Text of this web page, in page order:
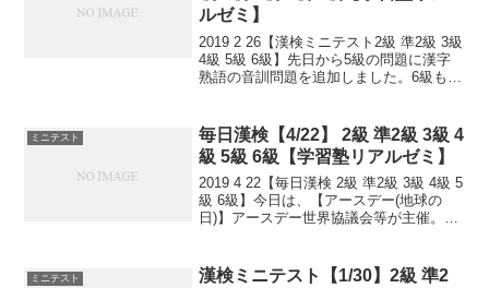
ルゼミ】
2019 2 26【漢検ミニテスト2級 準2級 3級
4級 5級 6級】先日から5級の問題に漢字
熟語の音訓問題を追加しました。6級も追
も一歩から。 日々是精進、継続...
ミニテスト
毎日漢検【4/22】 2級 準2級 3級 4
級 5級 6級【学習塾リアルゼミ】
2019 4 22【毎日漢検 2級 準2級 3級 4級 5
級 6級】今日は、【アースデー(地球の
日)】アースデー世界協議会等が主催。
ス・ヘイズが提唱。1970(...
ミニテスト
漢検ミニテスト【1/30】2級 準2